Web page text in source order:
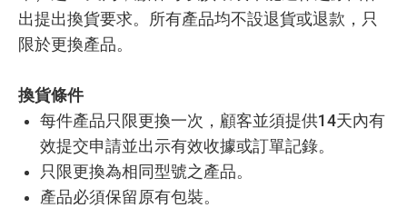
出提出換貨要求。所有產品均不設退貨或退款，只
限於更換產品。
換貨條件
每件產品只限更換一次，顧客並須提供14天內有
效提交申請並出示有效收據或訂單記錄。
只限更換為相同型號之產品。
產品必須保留原有包裝。